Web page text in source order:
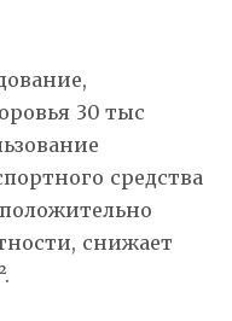
30 тыс
средства
снижает